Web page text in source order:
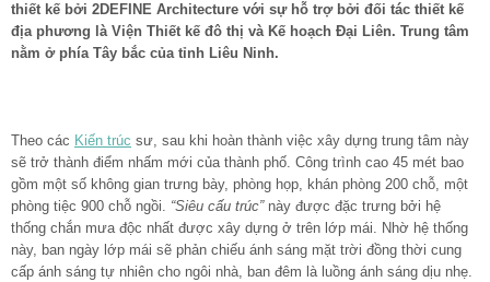
thiết kế bởi 2DEFINE Architecture với sự hỗ trợ bởi đối tác thiết kế
địa phương là Viện Thiết kế đô thị và Kế hoạch Đại Liên. Trung tâm
nằm ở phía Tây bắc của tỉnh Liêu Ninh.
Theo các Kiến trúc sư, sau khi hoàn thành việc xây dựng trung tâm này
sẽ trở thành điểm nhấm mới của thành phố. Công trình cao 45 mét bao
gồm một số không gian trưng bày, phòng họp, khán phòng 200 chỗ, một
phòng tiệc 900 chỗ ngồi. “Siêu cấu trúc”này được đặc trưng bởi hệ
thống chắn mưa độc nhất được xây dựng ở trên lớp mái. Nhờ hệ thống
này, ban ngày lớp mái sẽ phản chiếu ánh sáng mặt trời đồng thời cung
cấp ánh sáng tự nhiên cho ngôi nhà, ban đêm là luồng ánh sáng dịu nhẹ.